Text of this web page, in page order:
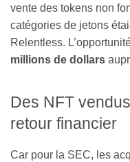
vente des tokens non
catégories de jetons
Relentless.
millions de dollars
Des NFT
retour financier
Car pour la SEC, les